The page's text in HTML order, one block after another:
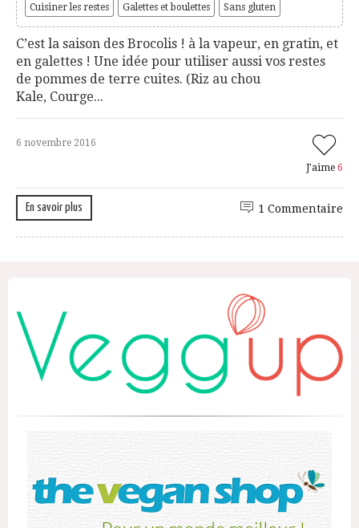
Cuisiner les restes
Galettes et boulettes Sans gluten
C’est la saison des Brocolis ! à la vapeur, en gratin, et
en galettes ! Une idée pour utiliser aussi vos restes
de pommes de terre cuites. (Riz au chou
Kale, Courge...
6 novembre 2016
J'aime 6
En savoir plus 1 Commentaire